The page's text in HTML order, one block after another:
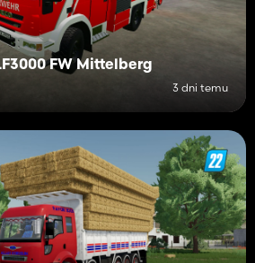
FW Mittelberg
3 dni temu